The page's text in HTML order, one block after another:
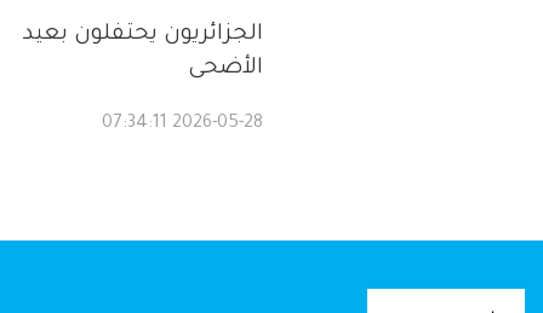
الجزائريون يحتفلون بعيد
الأضحى
2026-05-28 07:34:11